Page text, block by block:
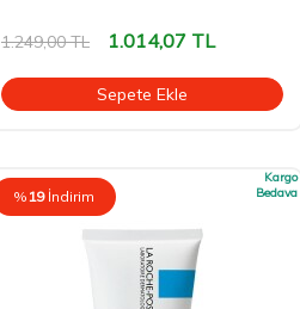
1.249,00TL 1.014,07TL
Sepete Ekle
%19 İndirim
Kargo
Bedava